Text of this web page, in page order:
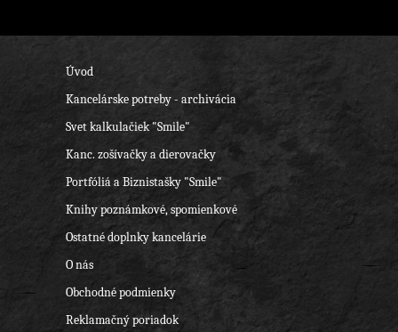
Úvod
Kancelárske potreby - archivácia
Svet kalkulačiek "Smile"
Kanc. zošívačky a dierovačky
Portfóliá a Biznistašky "Smile"
Knihy poznámkové, spomienkové
Ostatné doplnky kancelárie
O nás
Obchodné podmienky
Reklamačný poriadok